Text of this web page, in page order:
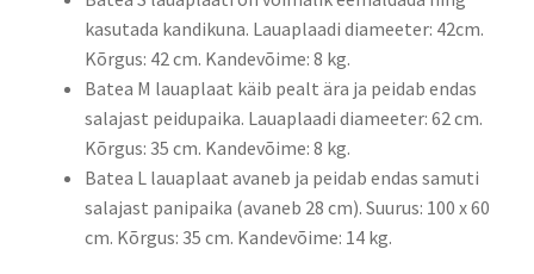
kasutada kandikuna. Lauaplaadi diameeter: 42cm.
Kõrgus: 42 cm. Kandevõime: 8 kg.
Batea M lauaplaat käib pealt ära ja peidab endas
salajast peidupaika. Lauaplaadi diameeter: 62 cm.
Kõrgus: 35 cm. Kandevõime: 8 kg.
Batea L lauaplaat avaneb ja peidab endas samuti
salajast panipaika (avaneb 28 cm). Suurus: 100 x 60
cm. Kõrgus: 35 cm. Kandevõime: 14 kg.